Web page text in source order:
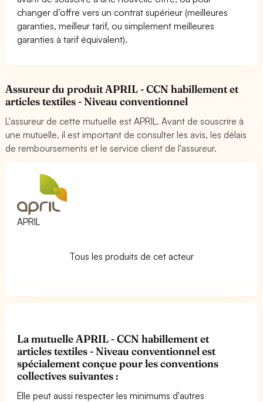
changer d’offre vers un contrat supérieur (meilleures
garanties, meilleur tarif, ou simplement meilleures
garanties à tarif équivalent).
Assureur du produit APRIL - CCN habillement et
articles textiles - Niveau conventionnel
L'assureur de cette mutuelle est APRIL. Avant de souscrire à
une mutuelle, il est important de consulter les avis, les délais
de remboursements et le service client de l'assureur.
APRIL
Tous les produits de cet acteur
La mutuelle APRIL - CCN habillement et
articles textiles - Niveau conventionnel est
spécialement conçue pour les conventions
collectives suivantes :
Elle peut aussi respecter les minimums d'autres